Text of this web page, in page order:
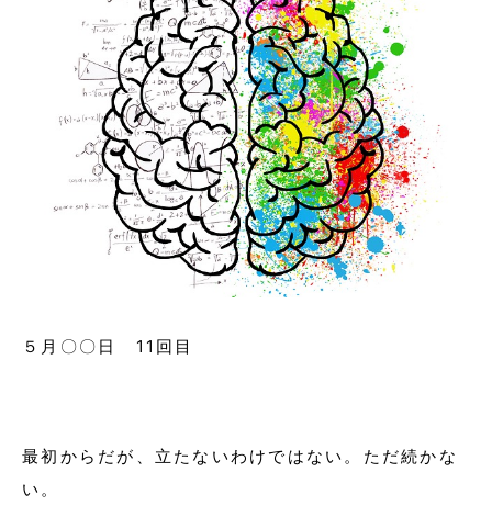
５月〇〇日 11回目
最初からだが、立たないわけではない。ただ続かな
い。